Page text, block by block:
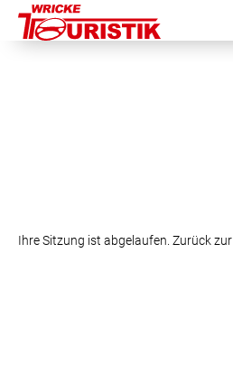
Ihre Sitzung ist abgelaufen. Zurück zur